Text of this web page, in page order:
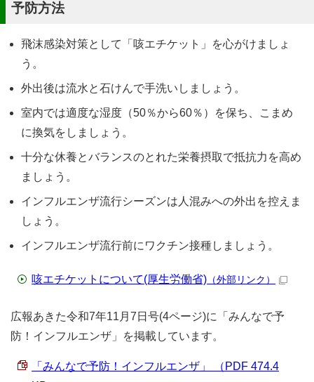
予防方法
飛沫感染対策として「咳エチケット」を心がけましょ
う。
外出後は流水と石けんで手洗いしましょう。
室内では適度な湿度（50％から60％）を保ち、こまめ
に換気をしましょう。
十分な休養とバランスのとれた栄養摂取で抵抗力を高め
ましょう。
インフルエンザ流行シーズンは人混みへの外出を控えま
しょう。
インフルエンザ流行前にワクチン接種しましょう。
咳エチケットについて(厚生労働省) （外部リンク）
広報あきた令和7年11月7日号(4ページ)に「みんなで予
防！インフルエンザ」を掲載しています。
「みんなで予防！インフルエンザ」 （PDF 474.4